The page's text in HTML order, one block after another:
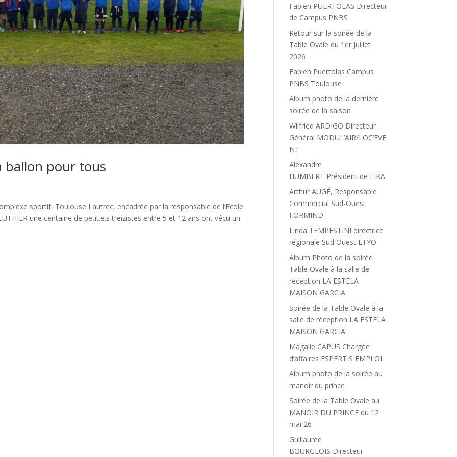
ballon pour tous
sportif Toulouse Lautrec, encadrée par la responsable de l’Ecole
une centaine de petit.e.s treizistes entre 5 et 12 ans ont vécu un
Fabien PUERTOLAS Directeur
de Campus PNBS
Retour sur la soirée de la
Table Ovale du 1er Juillet
2026
Fabien Puertolas Campus
PNBS Toulouse
Album photo de la dernière
soirée de la saison
Wilfried ARDIGO Directeur
Général MODUL’AIR/LOC’EVE
NT
Alexandre
HUMBERT Président de FIKA
Arthur AUGÉ, Responsable
Commercial Sud-Ouest
FORMIND
Linda TEMPESTINI directrice
régionale Sud Ouest ETYO
Album Photo de la soirée
Table Ovale à la salle de
réception LA ESTELA
MAISON GARCIA
Soirée de la Table Ovale à la
salle de réception LA ESTELA
MAISON GARCIA.
Magalie CAPUS Chargée
d’affaires ESPERTIS EMPLOI
Album photo de la soirée au
manoir du prince
Soirée de la Table Ovale au
MANOIR DU PRINCE du 12
mai 26
Guillaume
BOURGEOIS Directeur